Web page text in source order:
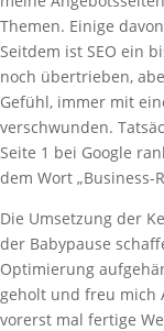
Themen. Einige
Seitdem ist SEO ein
noch übertrieben,
Gefühl, immer mit
verschwunden.
Seite 1 bei Google
dem Wort „Business-
Die Umsetzung der
der Babypause
Optimierung
geholt und freu mich
vorerst mal fertige